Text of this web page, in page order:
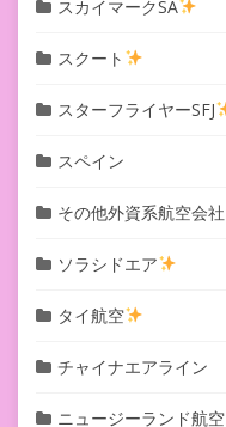
スカイマークSA
スクート
スターフライヤーSFJ
スペイン
その他外資系航空会社
ソラシドエア
タイ航空
チャイナエアライン
ニュージーランド航空